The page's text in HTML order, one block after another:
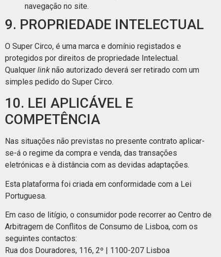
navegação no site.
9. PROPRIEDADE INTELECTUAL
O Super Circo, é uma marca e domínio registados e
protegidos por direitos de propriedade Intelectual.
Qualquer link não autorizado deverá ser retirado com um
simples pedido do Super Circo.
10. LEI APLICÁVEL E
COMPETÊNCIA
Nas situações não previstas no presente contrato aplicar-
se-á o regime da compra e venda, das transações
eletrónicas e à distância com as devidas adaptações.
Esta plataforma foi criada em conformidade com a Lei
Portuguesa.
Em caso de litígio, o consumidor pode recorrer ao Centro de
Arbitragem de Conflitos de Consumo de Lisboa, com os
seguintes contactos:
Rua dos Douradores, 116, 2º | 1100-207 Lisboa